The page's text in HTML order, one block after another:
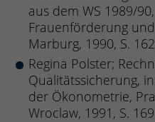
aus dem WS 1989/
Frauenförderung
Marburg, 1990, S.
Regina Polster;
Qualitätssicherung,
der Ökonometrie,
Wroclaw, 1991, S.